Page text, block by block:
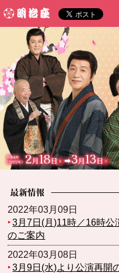
2022年2月18日（金）～3月
明治座
2022年03月09日
‣ 3月7日(月)11時／16時公
のご案内
2022年03月08日
‣ 3月9日(水)より公演再開